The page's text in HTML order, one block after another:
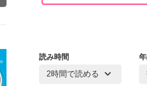
読み時間